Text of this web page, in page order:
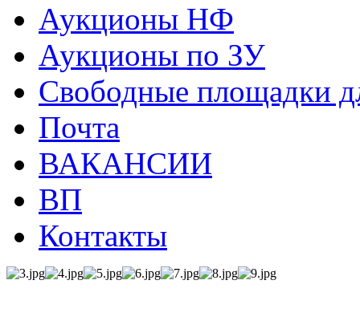
Аукционы НФ
Аукционы по ЗУ
Свободные площадки
Почта
ВАКАНСИИ
ВП
Контакты